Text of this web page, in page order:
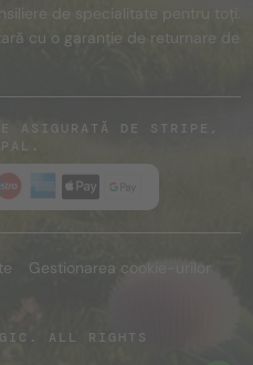
de specialitate pentru toți.
cu o garanție de returnare de
ASIGURATĂ DE STRIPE,
Gestionarea cookie-urilor
ALL RIGHTS